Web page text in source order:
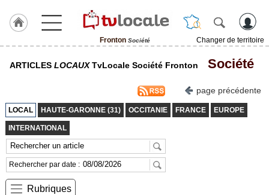
Fronton Société
Changer de territoire
Fronton
TvLocale
France
Accueil
RUBRIQUES
ARTICLES LOCAUXTvLocale Société Fronton Société
page précédente
LOCAL HAUTE-GARONNE (31) OCCITANIE FRANCE EUROPE
INTERNATIONAL
Rechercher par date :
Rubriques